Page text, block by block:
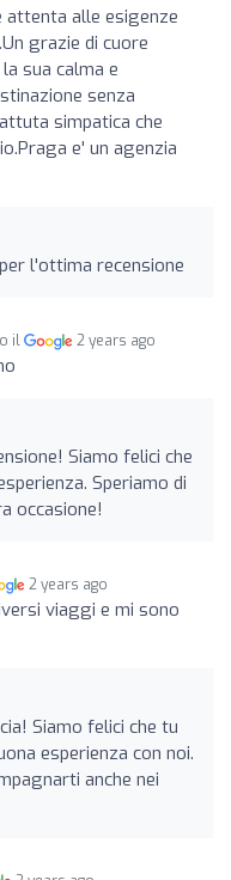
attenta alle esigenze
grazie di cuore
sua calma e
senza
simpatica che
e' un agenzia
l'ottima recensione
il 2 years ago
Siamo felici che
Speriamo di
occasione!
2 years ago
viaggi e mi sono
Siamo felici che tu
esperienza con noi.
anche nei